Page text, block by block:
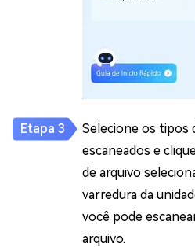
Selecione os tipos
escaneados e
de arquivo
varredura da
você pode
arquivo.